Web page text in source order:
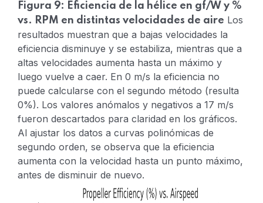
Figura 9: Eficiencia de la hélice en gf/W y %
vs. RPM en distintas velocidades de aire Los
resultados muestran que a bajas velocidades la
eficiencia disminuye y se estabiliza, mientras que a
altas velocidades aumenta hasta un máximo y
luego vuelve a caer. En 0 m/s la eficiencia no
puede calcularse con el segundo método (resulta
0%). Los valores anómalos y negativos a 17 m/s
fueron descartados para claridad en los gráficos.
Al ajustar los datos a curvas polinómicas de
segundo orden, se observa que la eficiencia
aumenta con la velocidad hasta un punto máximo,
antes de disminuir de nuevo.